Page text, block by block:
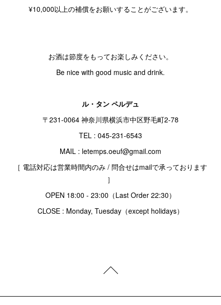
¥10,000以上の補償をお願いすることがございます。
お酒は節度をもってお楽しみください。
Be nice with good music and drink.
ル・タン ペルデュ
〒231-0064 神奈川県横浜市中区野毛町2-78
TEL : 045-231-6543
MAIL : letemps.oeuf@gmail.com
［ 電話対応は営業時間内のみ / 問合せはmailで承っております
］
OPEN 18:00 - 23:00（Last Order 22:30）
CLOSE : Monday, Tuesday（except holidays）